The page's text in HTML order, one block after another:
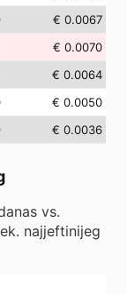
€ 0.0067
€ 0.0070
€ 0.0064
€ 0.0050
€ 0.0036
vs.
najjeftinijeg